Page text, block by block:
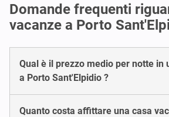
Domande frequenti
vacanze a Porto
Qual è il prezzo medio per notte in
a Porto Sant'Elpidio ?
Quanto costa affittare una casa